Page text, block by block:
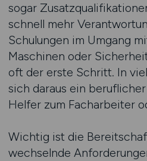
sogar
schnell mehr
Schulungen im Umgang
Maschinen oder
oft der erste Schritt. In
sich daraus ein
Helfer zum Facharbeiter
Wichtig ist die
wechselnde